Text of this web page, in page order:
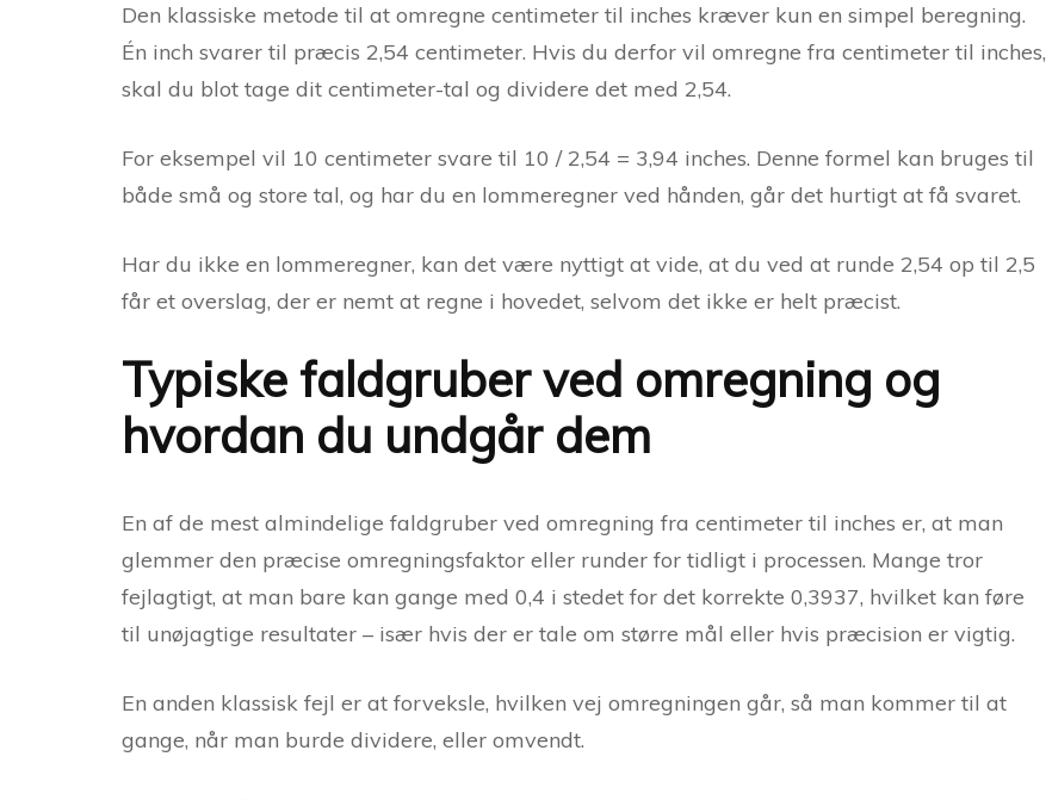
Den klassiske metode til at omregne centimeter til inches kræver kun en simpel beregning.
Én inch svarer til præcis 2,54 centimeter. Hvis du derfor vil omregne fra centimeter til inches,
skal du blot tage dit centimeter-tal og dividere det med 2,54.
For eksempel vil 10 centimeter svare til 10 / 2,54 = 3,94 inches. Denne formel kan bruges til
både små og store tal, og har du en lommeregner ved hånden, går det hurtigt at få svaret.
Har du ikke en lommeregner, kan det være nyttigt at vide, at du ved at runde 2,54 op til 2,5
får et overslag, der er nemt at regne i hovedet, selvom det ikke er helt præcist.
Typiske faldgruber ved omregning og
hvordan du undgår dem
En af de mest almindelige faldgruber ved omregning fra centimeter til inches er, at man
glemmer den præcise omregningsfaktor eller runder for tidligt i processen. Mange tror
fejlagtigt, at man bare kan gange med 0,4 i stedet for det korrekte 0,3937, hvilket kan føre
til unøjagtige resultater – især hvis der er tale om større mål eller hvis præcision er vigtig.
En anden klassisk fejl er at forveksle, hvilken vej omregningen går, så man kommer til at
gange, når man burde dividere, eller omvendt.